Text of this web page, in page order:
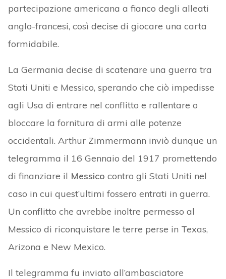
partecipazione americana a fianco degli alleati
anglo-francesi, così decise di giocare una carta
formidabile.
La Germania decise di scatenare una guerra tra
Stati Uniti e Messico, sperando che ciò impedisse
agli Usa di entrare nel conflitto e rallentare o
bloccare la fornitura di armi alle potenze
occidentali. Arthur Zimmermann inviò dunque un
telegramma il 16 Gennaio del 1917 promettendo
di finanziare il Messico contro gli Stati Uniti nel
caso in cui quest’ultimi fossero entrati in guerra.
Un conflitto che avrebbe inoltre permesso al
Messico di riconquistare le terre perse in Texas,
Arizona e New Mexico.
Il telegramma fu inviato all’ambasciatore